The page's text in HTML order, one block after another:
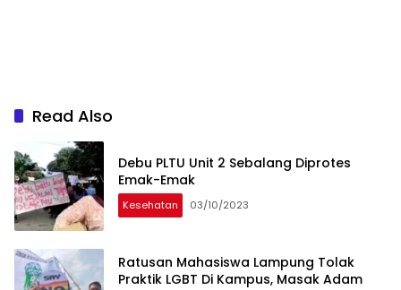
Read Also
Debu PLTU Unit 2 Sebalang Diprotes
Emak-Emak
Kesehatan 03/10/2023
Ratusan Mahasiswa Lampung Tolak
Praktik LGBT Di Kampus, Masak Adam